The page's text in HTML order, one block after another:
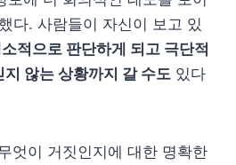
다. 사람들이 자신이 보고 있
적으로 판단하게 되고 극단적
않는 상황까지 갈 수도 있다
엇이 거짓인지에 대한 명확한